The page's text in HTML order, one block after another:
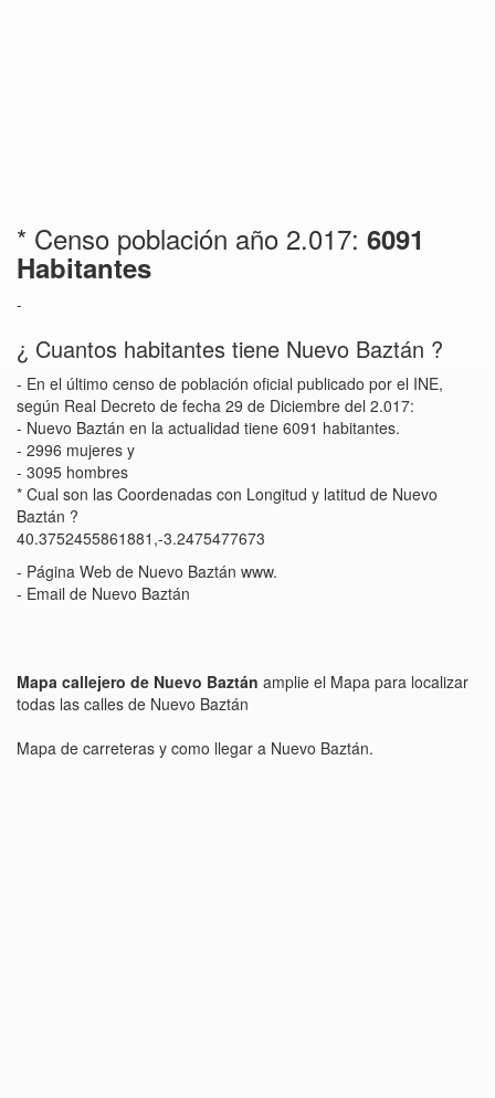
* Censo población año 2.017: 6091
Habitantes
-
¿ Cuantos habitantes tiene Nuevo Baztán ?
- En el último censo de población oficial publicado por el INE,
según Real Decreto de fecha 29 de Diciembre del 2.017:
- Nuevo Baztán en la actualidad tiene 6091 habitantes.
- 2996 mujeres y
- 3095 hombres
* Cual son las Coordenadas con Longitud y latitud de Nuevo
Baztán ?
40.3752455861881,-3.2475477673
- Página Web de Nuevo Baztán www.
- Email de Nuevo Baztán
Mapa callejero de Nuevo Baztán amplie el Mapa para localizar
todas las calles de Nuevo Baztán
Mapa de carreteras y como llegar a Nuevo Baztán.